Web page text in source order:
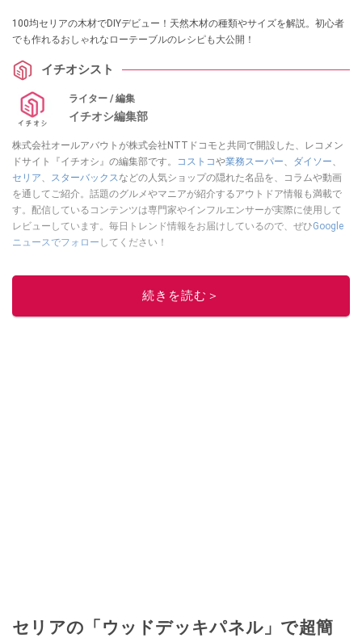
100均セリアの木材でDIYデビュー！天然木材の種類やサイズを解説。初心者
でも作れるおしゃれなローテーブルのレシピも大公開！
イチオシスト
ライター / 編集
イチオシ編集部
株式会社オールアバウトが株式会社NTTドコモと共同で開設した、レコメン
ドサイト『イチオシ』の編集部です。
コストコや業務スーパー ダイソー
セリア
スターバックス などの人気ショップの隠れた名品を、コラムや動画
を通してご紹介。話題のグルメやマニアが紹介するアウトドア情報も満載で
す。配信しているコンテンツは専門家やインフルエンサーが実際に使用して
レビューしています。毎日トレンド情報をお届けしているので、ぜひGoogle
ニュースでフォロー してください！
続きを読む＞
セリアの「ウッドデッキパネル」で超簡